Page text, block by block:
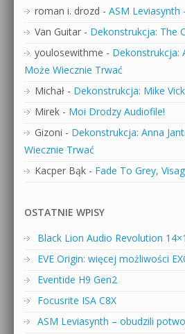
roman i. drozd - ASM Leviasynth
Van Guitar - Dekonstrukcja: The
youlosewithme - Dekonstrukcja:
Może Wiecznie Trwać
Michał - Dekonstrukcja: Mike
Mirek - Moi Drodzy Audiofile!
Gizoni - Dekonstrukcja: Anna
Wiecznie Trwać
Kacper Bąk - Fade To Grey,
OSTATNIE WPISY
Black Lion Audio Revolution
EVE Origin: więcej możliwości
Eventide H9 Gen2
Focusrite ISA C8X
ASM Leviasynth – obudzili